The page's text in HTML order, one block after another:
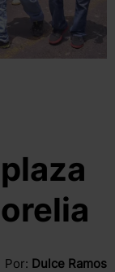
Por: Dulce Ramos